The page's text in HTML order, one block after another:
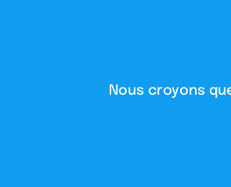
Nous croyons